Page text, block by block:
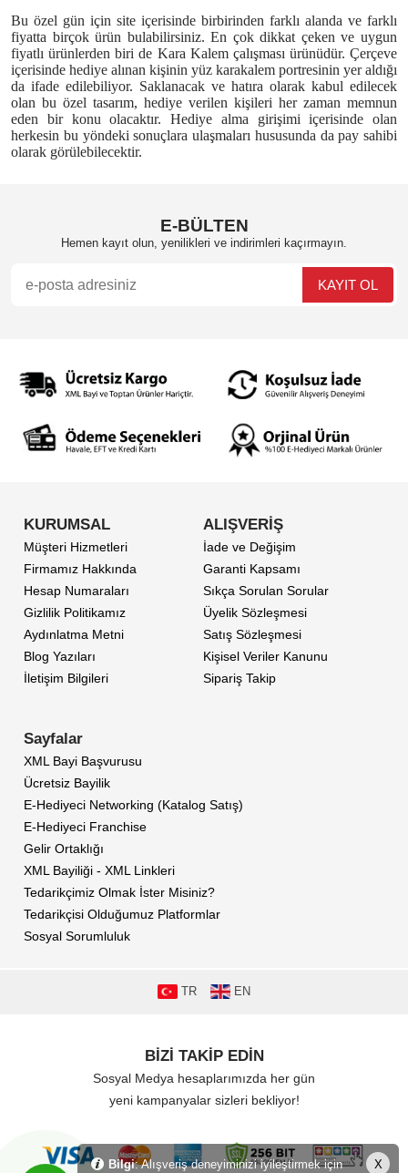
Bu özel gün için site içerisinde birbirinden farklı alanda ve farklı
fiyatta birçok ürün bulabilirsiniz. En çok dikkat çeken ve uygun
fiyatlı ürünlerden biri de Kara Kalem çalışması ürünüdür. Çerçeve
içerisinde hediye alınan kişinin yüz karakalem portresinin yer aldığı
da ifade edilebiliyor. Saklanacak ve hatıra olarak kabul edilecek
olan bu özel tasarım, hediye verilen kişileri her zaman memnun
eden bir konu olacaktır. Hediye alma girişimi içerisinde olan
herkesin bu yöndeki sonuçlara ulaşmaları hususunda da pay sahibi
olarak görülebilecektir.
E-BÜLTEN
Hemen kayıt olun, yenilikleri ve indirimleri kaçırmayın.
KURUMSAL
Müşteri Hizmetleri
Firmamız Hakkında
Hesap Numaraları
Gizlilik Politikamız
Aydınlatma Metni
Blog Yazıları
İletişim Bilgileri
ALIŞVERİŞ
İade ve Değişim
Garanti Kapsamı
Sıkça Sorulan Sorular
Üyelik Sözleşmesi
Satış Sözleşmesi
Kişisel Veriler Kanunu
Sipariş Takip
Sayfalar
XML Bayi Başvurusu
Ücretsiz Bayilik
E-Hediyeci Networking (Katalog Satış)
E-Hediyeci Franchise
Gelir Ortaklığı
XML Bayiliği - XML Linkleri
Tedarikçimiz Olmak İster Misiniz?
Tedarikçisi Olduğumuz Platformlar
Sosyal Sorumluluk
TR EN
BİZİ TAKİP EDİN
Sosyal Medya hesaplarımızda her gün
yeni kampanyalar sizleri bekliyor!
Bilgi: Alışveriş deneyiminizi iyileştirmek için X